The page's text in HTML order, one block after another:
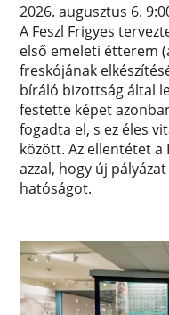
2026. augusztus 6.
A Feszl Frigyes
első emeleti étterem
freskójának
bíráló bizottság által
festette képet
fogadta el, s ez éles
között. Az ellentétet
azzal, hogy új
hatóságot.